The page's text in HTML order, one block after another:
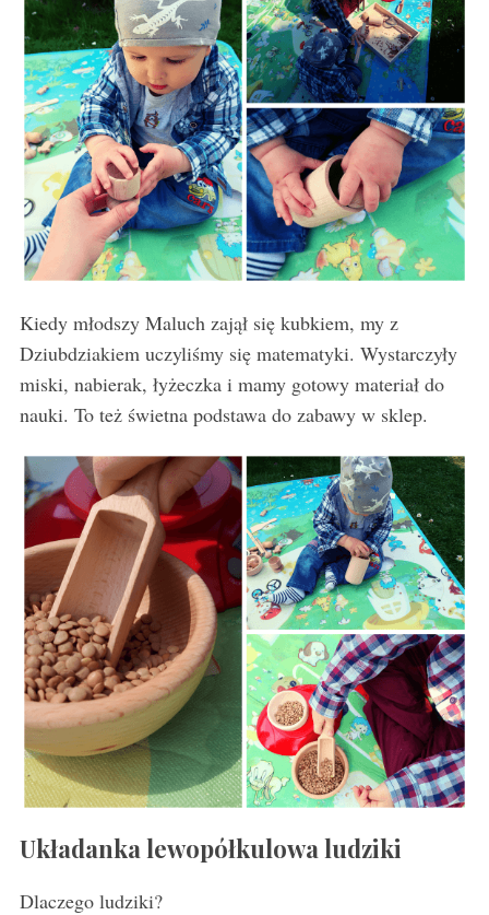
Kiedy młodszy Maluch zajął się kubkiem, my z
Dziubdziakiem uczyliśmy się matematyki. Wystarczyły
miski, nabierak, łyżeczka i mamy gotowy materiał do
nauki. To też świetna podstawa do zabawy w sklep.
Układanka lewopółkulowa ludziki
Dlaczego ludziki?